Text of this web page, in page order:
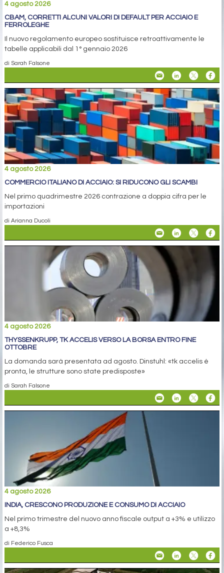
4 agosto 2026
CBAM, CORRETTI ALCUNI VALORI DI DEFAULT PER ACCIAIO E
FERROLEGHE
Il nuovo regolamento europeo sostituisce retroattivamente le
tabelle applicabili dal 1° gennaio 2026
di Sarah Falsone
4 agosto 2026
COMMERCIO ITALIANO DI ACCIAIO: SI RIDUCONO GLI SCAMBI
Nel primo quadrimestre 2026 contrazione a doppia cifra per le
importazioni
di Arianna Ducoli
4 agosto 2026
THYSSENKRUPP, TK ACCELIS VERSO LA BORSA ENTRO FINE
OTTOBRE
La domanda sarà presentata ad agosto. Dinstuhl: «tk accelis è
pronta, le strutture sono state predisposte»
di Sarah Falsone
4 agosto 2026
INDIA, CRESCONO PRODUZIONE E CONSUMO DI ACCIAIO
Nel primo trimestre del nuovo anno fiscale output a +3% e utilizzo
a +8,3%
di Federico Fusca